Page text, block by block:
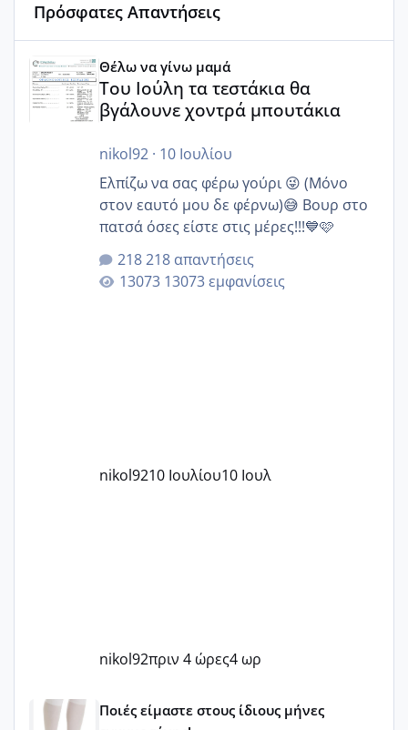
Πρόσφατες Απαντήσεις
Θέλω να γίνω μαμά
Του Ιούλη τα τεστάκια θα
βγάλουνε χοντρά μπουτάκια
nikol92· 10 Ιουλίου
Ελπίζω να σας φέρω γούρι 😜 (Μόνο
στον εαυτό μου δε φέρνω)😅 Βουρ στο
πατσά όσες είστε στις μέρες!!!💙🩷
218 απαντήσεις
13073 εμφανίσεις
nikol9210 Ιουλίου10 Ιουλ
nikol92πριν 4 ώρες4 ωρ
Μωράκια Μαΐου 2026 🌸🌻🌹
Ποιές είμαστε στους ίδιους μήνες